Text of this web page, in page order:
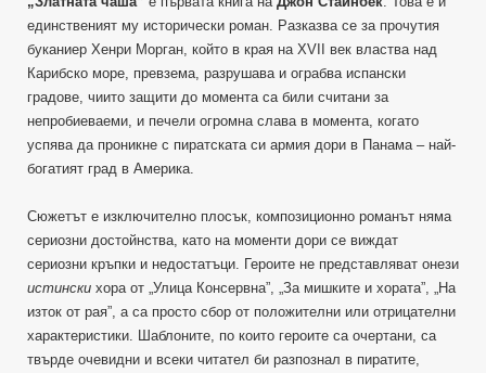
единственият му исторически роман. Разказва се за прочутия
буканиер Хенри Морган, който в края на ХVІІ век властва над
Карибско море, превзема, разрушава и ограбва испански
градове, чиито защити до момента са били считани за
непробиеваеми, и печели огромна слава в момента, когато
успява да проникне с пиратската си армия дори в Панама – най-
богатият град в Америка.
Сюжетът е изключително плосък, композиционно романът няма
сериозни достойнства, като на моменти дори се виждат
сериозни кръпки и недостатъци. Героите не представляват онези
истински хора от „Улица Консервна”, „За мишките и хората”, „На
изток от рая”, а са просто сбор от положителни или отрицателни
характеристики. Шаблоните, по които героите са очертани, са
твърде очевидни и всеки читател би разпознал в пиратите,